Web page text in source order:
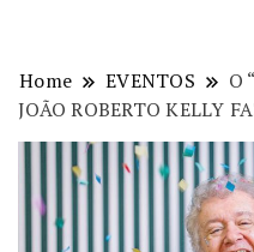
Home EVENTOS
O
JOÃO ROBERTO KELLY